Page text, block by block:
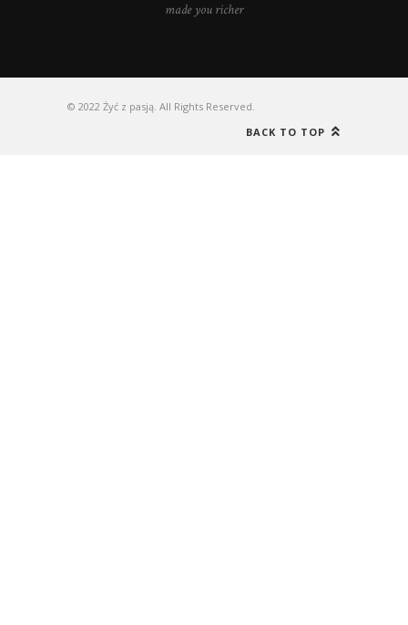
made you richer
© 2022 Żyć z pasją. All Rights Reserved.
BACK TO TOP